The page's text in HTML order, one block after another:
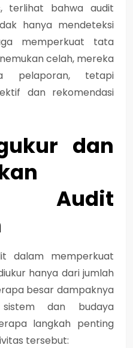
terlihat bahwa audit
hanya mendeteksi
memperkuat tata
celah, mereka
pelaporan, tetapi
dan rekomendasi
dan
Audit
dalam memperkuat
hanya dari jumlah
besar dampaknya
sistem dan budaya
langkah penting
tersebut: